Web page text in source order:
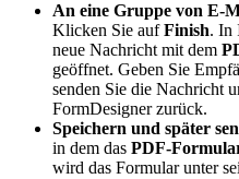
An eine Gruppe von E-
Klicken Sie aufFinish. In
neue Nachricht mit dem
geöffnet. Geben Sie
senden Sie die Nachricht
FormDesigner zurück.
Speichern und später
in dem das PDF-
wird das Formular unter